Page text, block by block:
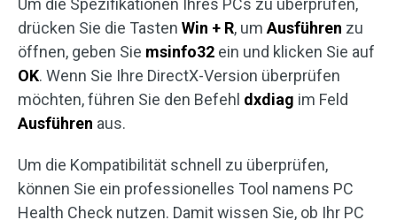
Um die Spezifikationen Ihres PCs zu überprüfen,
drücken Sie die Tasten Win + R, um Ausführen zu
öffnen, geben Sie msinfo32 ein und klicken Sie auf
OK. Wenn Sie Ihre DirectX-Version überprüfen
möchten, führen Sie den Befehl dxdiag im Feld
Ausführen aus.
Um die Kompatibilität schnell zu überprüfen,
können Sie ein professionelles Tool namens PC
Health Check nutzen. Damit wissen Sie, ob Ihr PC